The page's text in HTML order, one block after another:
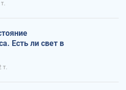
Есть ли свет в
т.